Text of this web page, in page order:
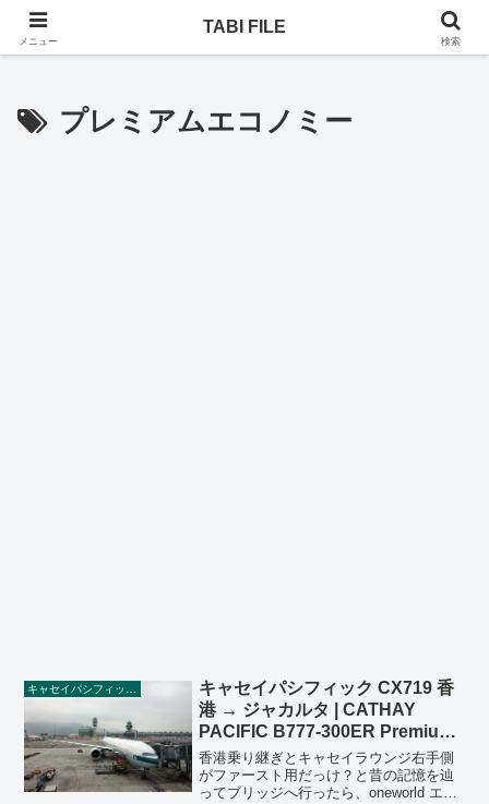
乗りヒコーキ、ホテル、一人旅。次はどんな旅になるのか！
プレミアムエコノミー
キャセイパシフィック CX719 香
港 → ジャカルタ | CATHAY
PACIFIC B777-300ER Premium
Economy HONG KONG to
Jakarta
香港乗り継ぎとキャセイラウンジ右手側
がファースト用だっけ？と昔の記憶を辿
ってブリッジへ行ったら、oneworld エメ
メニュー
TABI FILE
検索